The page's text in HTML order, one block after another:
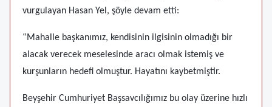
vurgulayan Hasan Yel, şöyle devam etti:
“Mahalle başkanımız, kendisinin ilgisinin olmadığı bir
alacak verecek meselesinde aracı olmak istemiş ve
kurşunların hedefi olmuştur. Hayatını kaybetmiştir.
Beyşehir Cumhuriyet Başsavcılığımız bu olay üzerine hızlı